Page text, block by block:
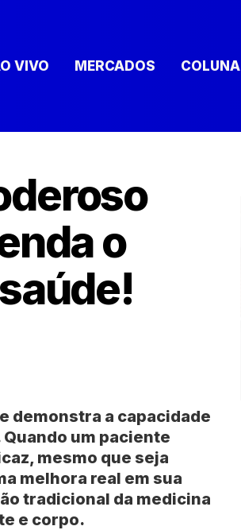
VIVO MERCADOS COLUNA
o
demonstra a capacidade
um paciente
mesmo que seja
melhora real em sua
tradicional da medicina
e corpo.